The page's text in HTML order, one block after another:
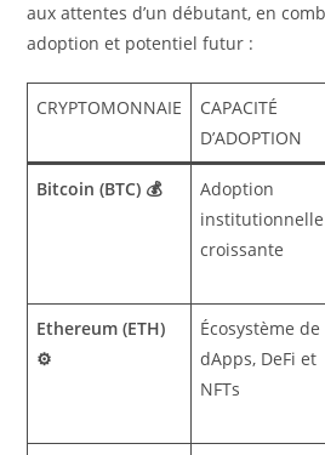
aux attentes d’un débutant, en
adoption et potentiel futur :
CRYPTOMONNAIE
CAPACITÉ
D’ADOPTION
Bitcoin (BTC) 💰
Adoption
institutionnelle
croissante
Ethereum (ETH)
⚙️
Écosystème de
dApps, DeFi et
NFTs